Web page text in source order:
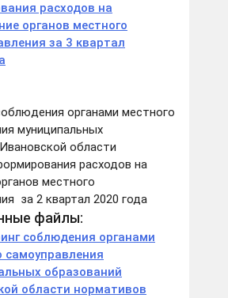
расходов на
органов местного
за 3 квартал
органами местного
муниципальных
области
расходов на
местного
за 2 квартал 2020 года
файлы:
соблюдения органами
самоуправления
образований
области нормативов